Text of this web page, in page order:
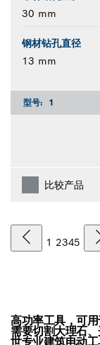
30 mm
钢材钻孔直径
13 mm
型号: 1
比较产品
1 2345
高功率工具，可
需要切割大理石
世专业建筑电动